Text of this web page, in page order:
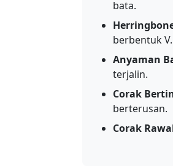
bata.
berbentuk V.
Anyaman
terjalin.
Corak
berterusan.
Corak